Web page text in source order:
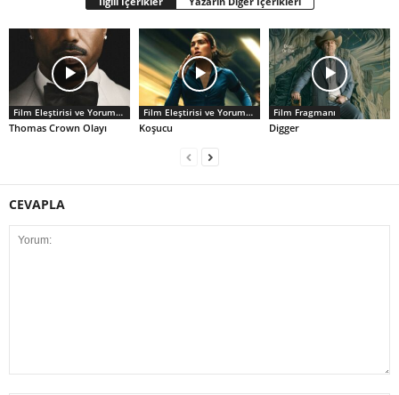
Film Eleştirisi ve Yorumlar
Thomas Crown Olayı
Film Eleştirisi ve Yorumlar
Koşucu
Film Fragmanı
Digger
CEVAPLA